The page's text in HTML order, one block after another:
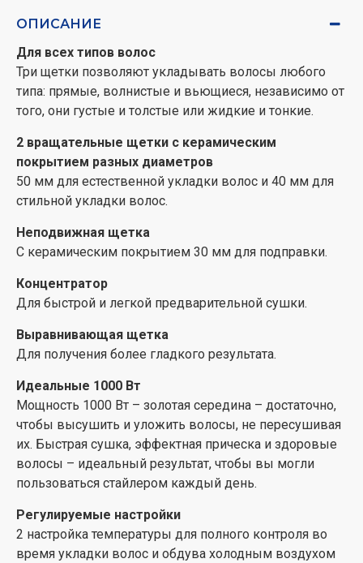
блеском и идеальные результаты каждый день.
Гладенькое и послушное
Ионная технология уменьшает статику и кудрявость,
делает волосы шелковистыми, гладкими и
послушными.
ОПИСАНИЕ
Для всех типов волос
Три щетки позволяют укладывать волосы любого
типа: прямые, волнистые и вьющиеся, независимо от
того, они густые и толстые или жидкие и тонкие.
2 вращательные щетки с керамическим
покрытием разных диаметров
50 мм для естественной укладки волос и 40 мм для
стильной укладки волос.
Неподвижная щетка
С керамическим покрытием 30 мм для подправки.
Концентратор
Для быстрой и легкой предварительной сушки.
Выравнивающая щетка
Для получения более гладкого результата.
Идеальные 1000 Вт
Мощность 1000 Вт – золотая середина – достаточно,
чтобы высушить и уложить волосы, не пересушивая
их. Быстрая сушка, эффектная прическа и здоровые
волосы – идеальный результат, чтобы вы могли
пользоваться стайлером каждый день.
Регулируемые настройки
2 настройка температуры для полного контроля во
время укладки волос и обдува холодным воздухом